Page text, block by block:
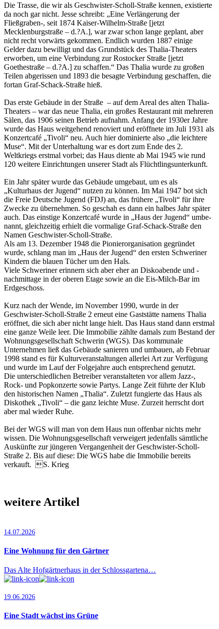
Die Trasse, die wir als Geschwister-Scholl-Straße kennen, existierte
da noch gar nicht. Jesse schreibt: „Eine Verlängerung der
Fließgraben-, seit 1874 Kaiser-Wilhelm-Straße [jetzt
Mecklenburgstraße – d.?A.], war zwar schon lange geplant, aber
nicht recht vorwärts gekommen. Endlich wurden 1887 einige
Gelder dazu bewilligt und das Grundstück des Thalia-Theaters
erworben, um eine Verbindung zur Rostocker Straße [jetzt
Goethestraße – d.?A.] zu schaffen.“ Das Thalia wurde zu großen
Teilen abgerissen und 1893 die besagte Verbindung geschaffen, die
fortan Graf-Schack-Straße hieß.
Das erste Gebäude in der Straße – auf dem Areal des alten Thalia-
Theaters – war das neue Thalia, ein großes Res­taurant mit mehreren
Sälen, das 1906 seinen Betrieb aufnahm. Anfang der 1930er Jahre
wurde das Haus weitgehend renoviert und eröffnete im Juli 1931 als
Konzertcafé „Tivoli“ neu. Auch hier dominierte also „die leichtere
Muse“. Mit der Unterhaltung war es dort zum Ende des 2.
Weltkriegs erstmal vorbei; das Haus diente ab Mai 1945 wie rund
120 weitere Einrichtungen unserer Stadt als Flüchtlingsunterkunft.
Ein Jahr später wurde das Gebäude umgebaut, um es als
„Kulturhaus der Jugend“ nutzen zu können. Im Mai 1947 bot sich
die Freie Deutsche Jugend (FDJ) an, das frühere „Tivoli“ für ihre
Zwecke zu übernehmen. So geschah es dann ein halbes Jahr später
auch. Das einstige Konzertcafé wurde in „Haus der Jugend“ umbe­
nannt, gleichzeitig erhielt die vormalige Graf-Schack-Straße den
Namen Geschwister-Scholl-Straße.
Als am 13. Dezember 1948 die Pionierorganisation gegründet
wurde, schlang man im „Haus der Jugend“ den ersten Schweriner
Kindern die blauen Tücher um den Hals.
Viele Schweriner erinnern sich aber eher an Diskoabende und -
nachmittage in der oberen Etage sowie an die Eis-Milch-Bar im
Erdgeschoss.
Kurz nach der Wende, im November 1990, wurde in der
Geschwister-Scholl-Straße 2 erneut eine Gaststätte namens Thalia
eröffnet, die sich aber nicht lange hielt. Das Haus stand dann erstmal
eine ganze Weile leer. Die Immobilie zählte damals zum Bestand der
Wohnungsgesellschaft Schwerin (WGS). Das kommunale
Unternehmen ließ das Gebäude sanieren und umbauen, ab Februar
1998 stand es für Kulturveranstaltungen allerlei Art zur Verfügung
und wurde im Lauf der Folgejahre auch entsprechend genutzt.
Die unterschiedlichen Betreiber veranstalteten vor allem Jazz-,
Rock- und Popkonzerte sowie Partys. Lange Zeit führte der Klub
den historischen Namen „Thalia“. Zuletzt fungierte das Haus als
Diskothek „Tivoli“ – die ganz leichte Muse. Zurzeit herrscht dort
aber mal wieder Ruhe.
Bei der WGS will man von dem Haus nun offenbar nichts mehr
wissen. Die Wohnungsgesellschaft verweigert jedenfalls sämtliche
Auskünfte zur jüngeren Vergangenheit der Geschwister-Scholl-
Straße 2. Bis auf diese: Die WGS habe die Immobilie bereits
verkauft. S. Krieg
weitere Artikel
14.07.2026
Eine Wohnung für den Gärtner
Das Alte Hofgärtnerhaus in der Schlossgartena…
19.06.2026
Eine Stadt wächst ins Grüne